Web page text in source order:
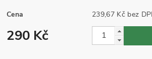
Cena 239,67 Kč bez
290 Kč